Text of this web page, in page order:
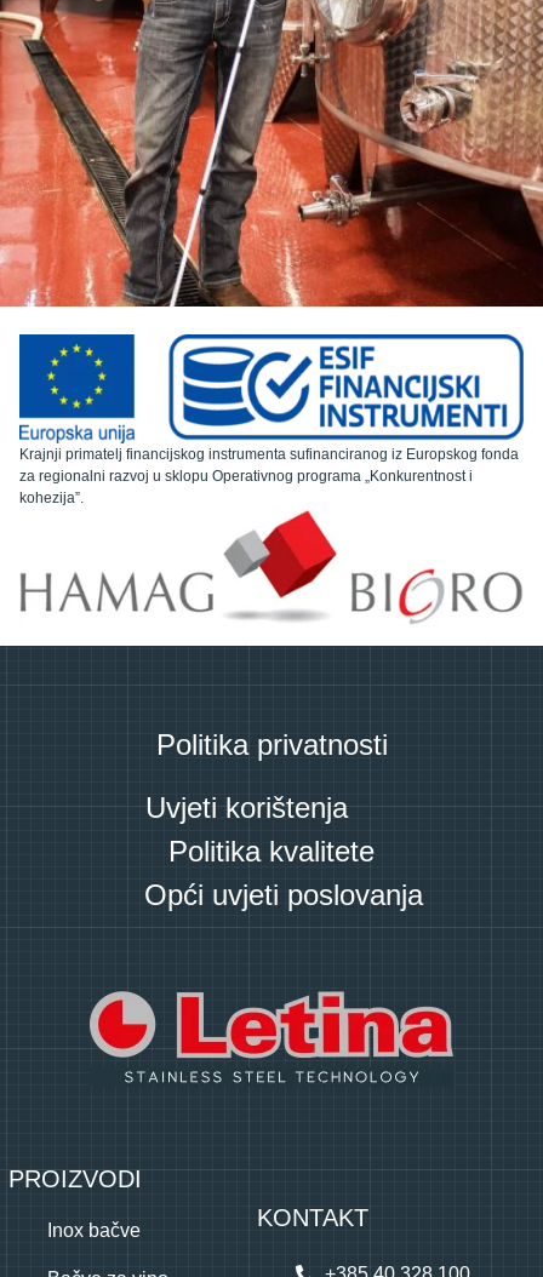
Krajnji primatelj financijskog instrumenta sufinanciranog iz Europskog fonda
za regionalni razvoj u sklopu Operativnog programa „Konkurentnost i
kohezija”.
Politika privatnosti
Uvjeti korištenja
Politika kvalitete
Opći uvjeti poslovanja
PROIZVODI
Inox bačve KONTAKT